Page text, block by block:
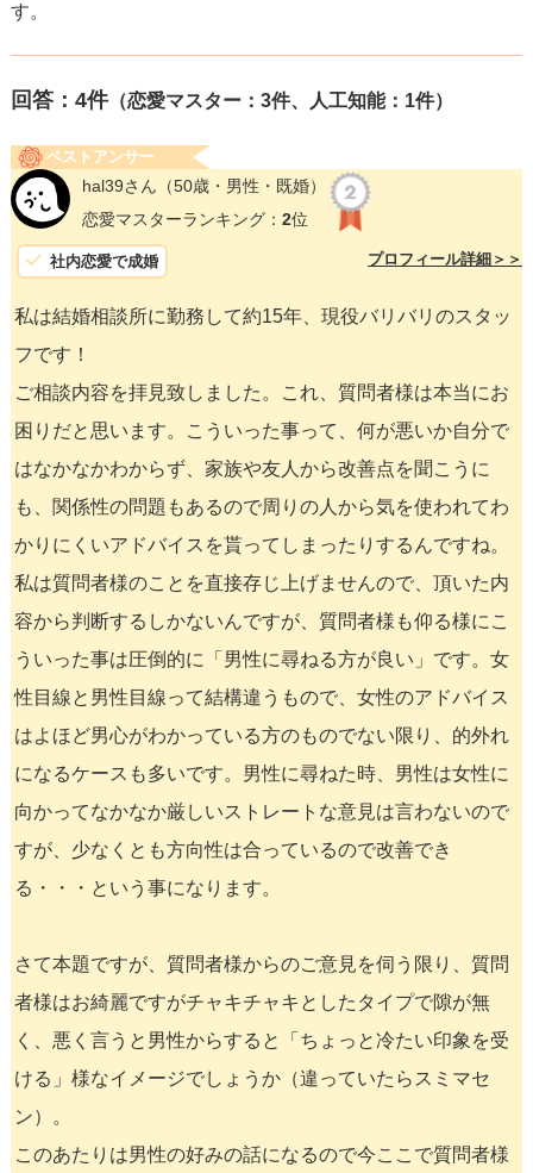
す。
回答： 4件（恋愛マスター：3件、人工知能：1件）
ベストアンサー
hal39さん （50歳・男性・既婚）
恋愛マスターランキング： 2位
社内恋愛で成婚 プロフィール詳細＞＞
私は結婚相談所に勤務して約15年、現役バリバリのスタッ
フです！
ご相談内容を拝見致しました。これ、質問者様は本当にお
困りだと思います。こういった事って、何が悪いか自分で
はなかなかわからず、家族や友人から改善点を聞こうに
も、関係性の問題もあるので周りの人から気を使われてわ
かりにくいアドバイスを貰ってしまったりするんですね。
私は質問者様のことを直接存じ上げませんので、頂いた内
容から判断するしかないんですが、質問者様も仰る様にこ
ういった事は圧倒的に「男性に尋ねる方が良い」です。女
性目線と男性目線って結構違うもので、女性のアドバイス
はよほど男心がわかっている方のものでない限り、的外れ
になるケースも多いです。男性に尋ねた時、男性は女性に
向かってなかなか厳しいストレートな意見は言わないので
すが、少なくとも方向性は合っているので改善でき
る・・・という事になります。
さて本題ですが、質問者様からのご意見を伺う限り、質問
者様はお綺麗ですがチャキチャキとしたタイプで隙が無
く、悪く言うと男性からすると「ちょっと冷たい印象を受
ける」様なイメージでしょうか（違っていたらスミマセ
ン）。
このあたりは男性の好みの話になるので今ここで質問者様